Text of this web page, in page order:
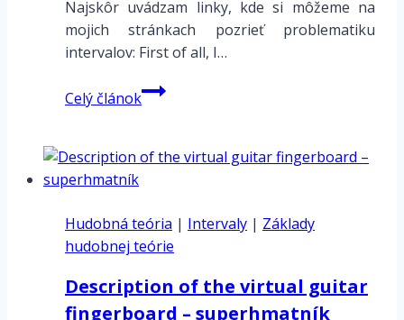
Najskôr uvádzam linky, kde si môžeme na
mojich stránkach pozrieť problematiku
intervalov: First of all, I…
Celý článokIntervaly
do
–
odvodenia
Hudobná teória | Intervaly | Základy
hudobnej teórie
Description of the virtual guitar
fingerboard – superhmatník